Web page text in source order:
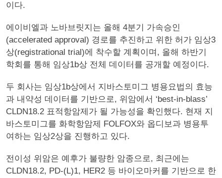
이다.
에이비엘과 노바브릿지는 올해 4분기 가속승인
(accelerated approval) 경로를 추진하고 위한 허가 임상3
상(registrational trial)에 착수할 계획이며, 올해 하반기
학회를 통해 임상1b상 전체 데이터를 공개할 예정이다.
두 회사는 임상1b상에서 지바스토미그 병용요법의 효능
과 내약성 데이터를 기반으로, 위암에서 ‘best-in-blass’
CLDN18.2 표적항암제가 될 가능성을 확인했다. 현재 지
바스토미그를 화학항암제 FOLFOX와 옵디보과 병용투
여하는 임상2상을 진행하고 있다.
전이성 위암은 예후가 불량한 암종으로, 최근에는
CLDN18.2, PD-(L)1, HER2 등 바이오마커를 기반으로 한